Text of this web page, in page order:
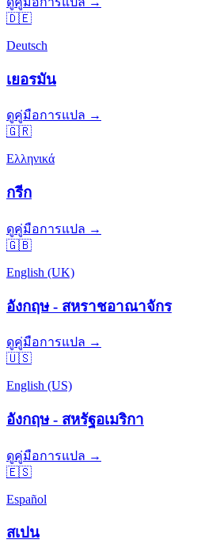
🇩🇪
Deutsch
เยอรมัน
ดูคู่มือการแปล →
🇬🇷
Ελληνικά
กรีก
ดูคู่มือการแปล →
🇬🇧
English (UK)
อังกฤษ - สหราชอาณาจักร
ดูคู่มือการแปล →
🇺🇸
English (US)
อังกฤษ - สหรัฐอเมริกา
ดูคู่มือการแปล →
🇪🇸
Español
สเปน